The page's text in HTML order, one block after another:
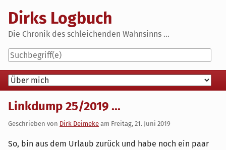
content
Dirks Logbuch
Die Chronik des schleichenden Wahnsinns ...
Navigation
Linkdump 25/2019 ...
Geschrieben von Dirk Deimeke am Freitag, 21. Juni 2019
So, bin aus dem Urlaub zurück und habe noch ein paar